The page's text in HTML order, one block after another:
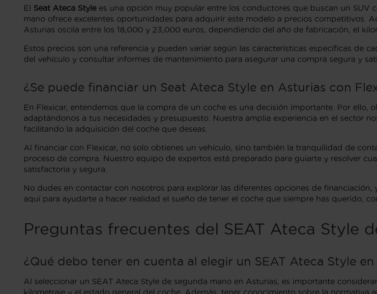
El Seat Ateca Style es una opción muy popular entre los conductores que buscan un SUV
mano ofrece excelentes oportunidades para adquirir este modelo a precios competitivos.
Asturias oscila entre los 18,000 y 23,000 euros, dependiendo del año de fabricación, el
Estos precios son una referencia y pueden variar según las características específicas de
del vehículo y consultar informes de mantenimiento para asegurar una compra segura y
¿Se puede financiar un Seat Ateca Style en Asturias con
En Flexicar, entendemos que la compra de un coche es una decisión importante. Por ello,
adaptándonos a tus necesidades y presupuesto. Nuestra amplia experiencia en el sector
facilitando la adquisición del coche que deseas.
Al financiar con Flexicar, no solo obtienes un vehículo, sino también la tranquilidad de
proceso de compra. Nuestro equipo de expertos está preparado para guiarte y resolver
satisfactoria y segura.
No dudes en contactar con nosotros para explorar las diferentes opciones de financiación,
aquí para ayudarte a hacer realidad el sueño de tener el coche que siempre has querido,
Preguntas frecuentes del SEAT Ateca Style
¿Qué debo tener en cuenta al elegir un SEAT Ateca Style en
Al seleccionar un SEAT Ateca Style de segunda mano en Asturias, es importante
kilometraje y el estado general del coche. Además, tener conocimiento sobre la normativa